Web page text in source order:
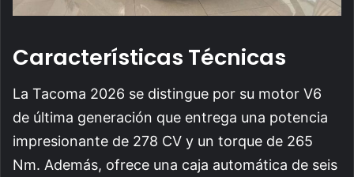
Características Técnicas
La Tacoma 2026 se distingue por su motor V6
de última generación que entrega una potencia
impresionante de 278 CV y un torque de 265
Nm. Además, ofrece una caja automática de seis